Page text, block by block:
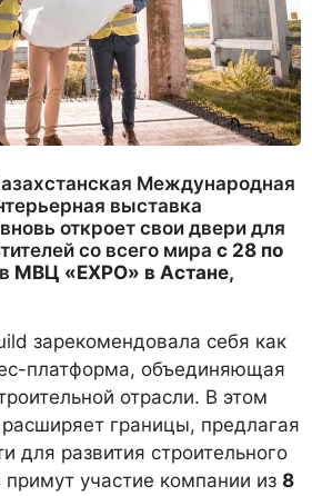
Международная
выставка
вновь откроет свои двери для
со всего мира с 28 по
МВЦ «ЕХРО» в Астане,
зарекомендовала себя как
платформа, объединяющая
отрасли. В этом
границы, предлагая
для развития строительного
участие компании из 8